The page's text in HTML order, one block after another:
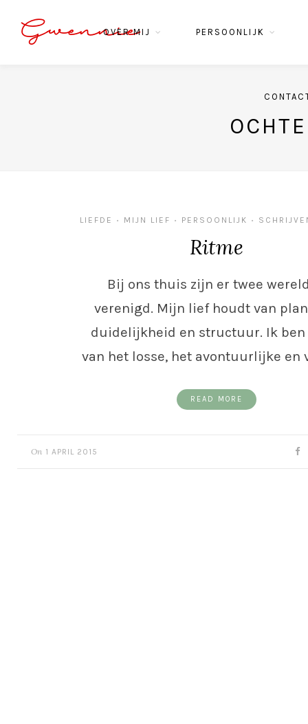
Gwennie
OVER MIJ PERSOONLIJK
LIEFDE • MIJN LIEF • PERSOONLIJK •
Ritme
Bij ons thuis zijn er twee
verenigd. Mijn lief houdt van
duidelijkheid en structuur. Ik ben
van het losse, het avontuurlijke en
READ MORE
On 1 APRIL 2015